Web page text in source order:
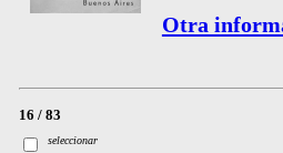
Otra
16 / 83
seleccionar